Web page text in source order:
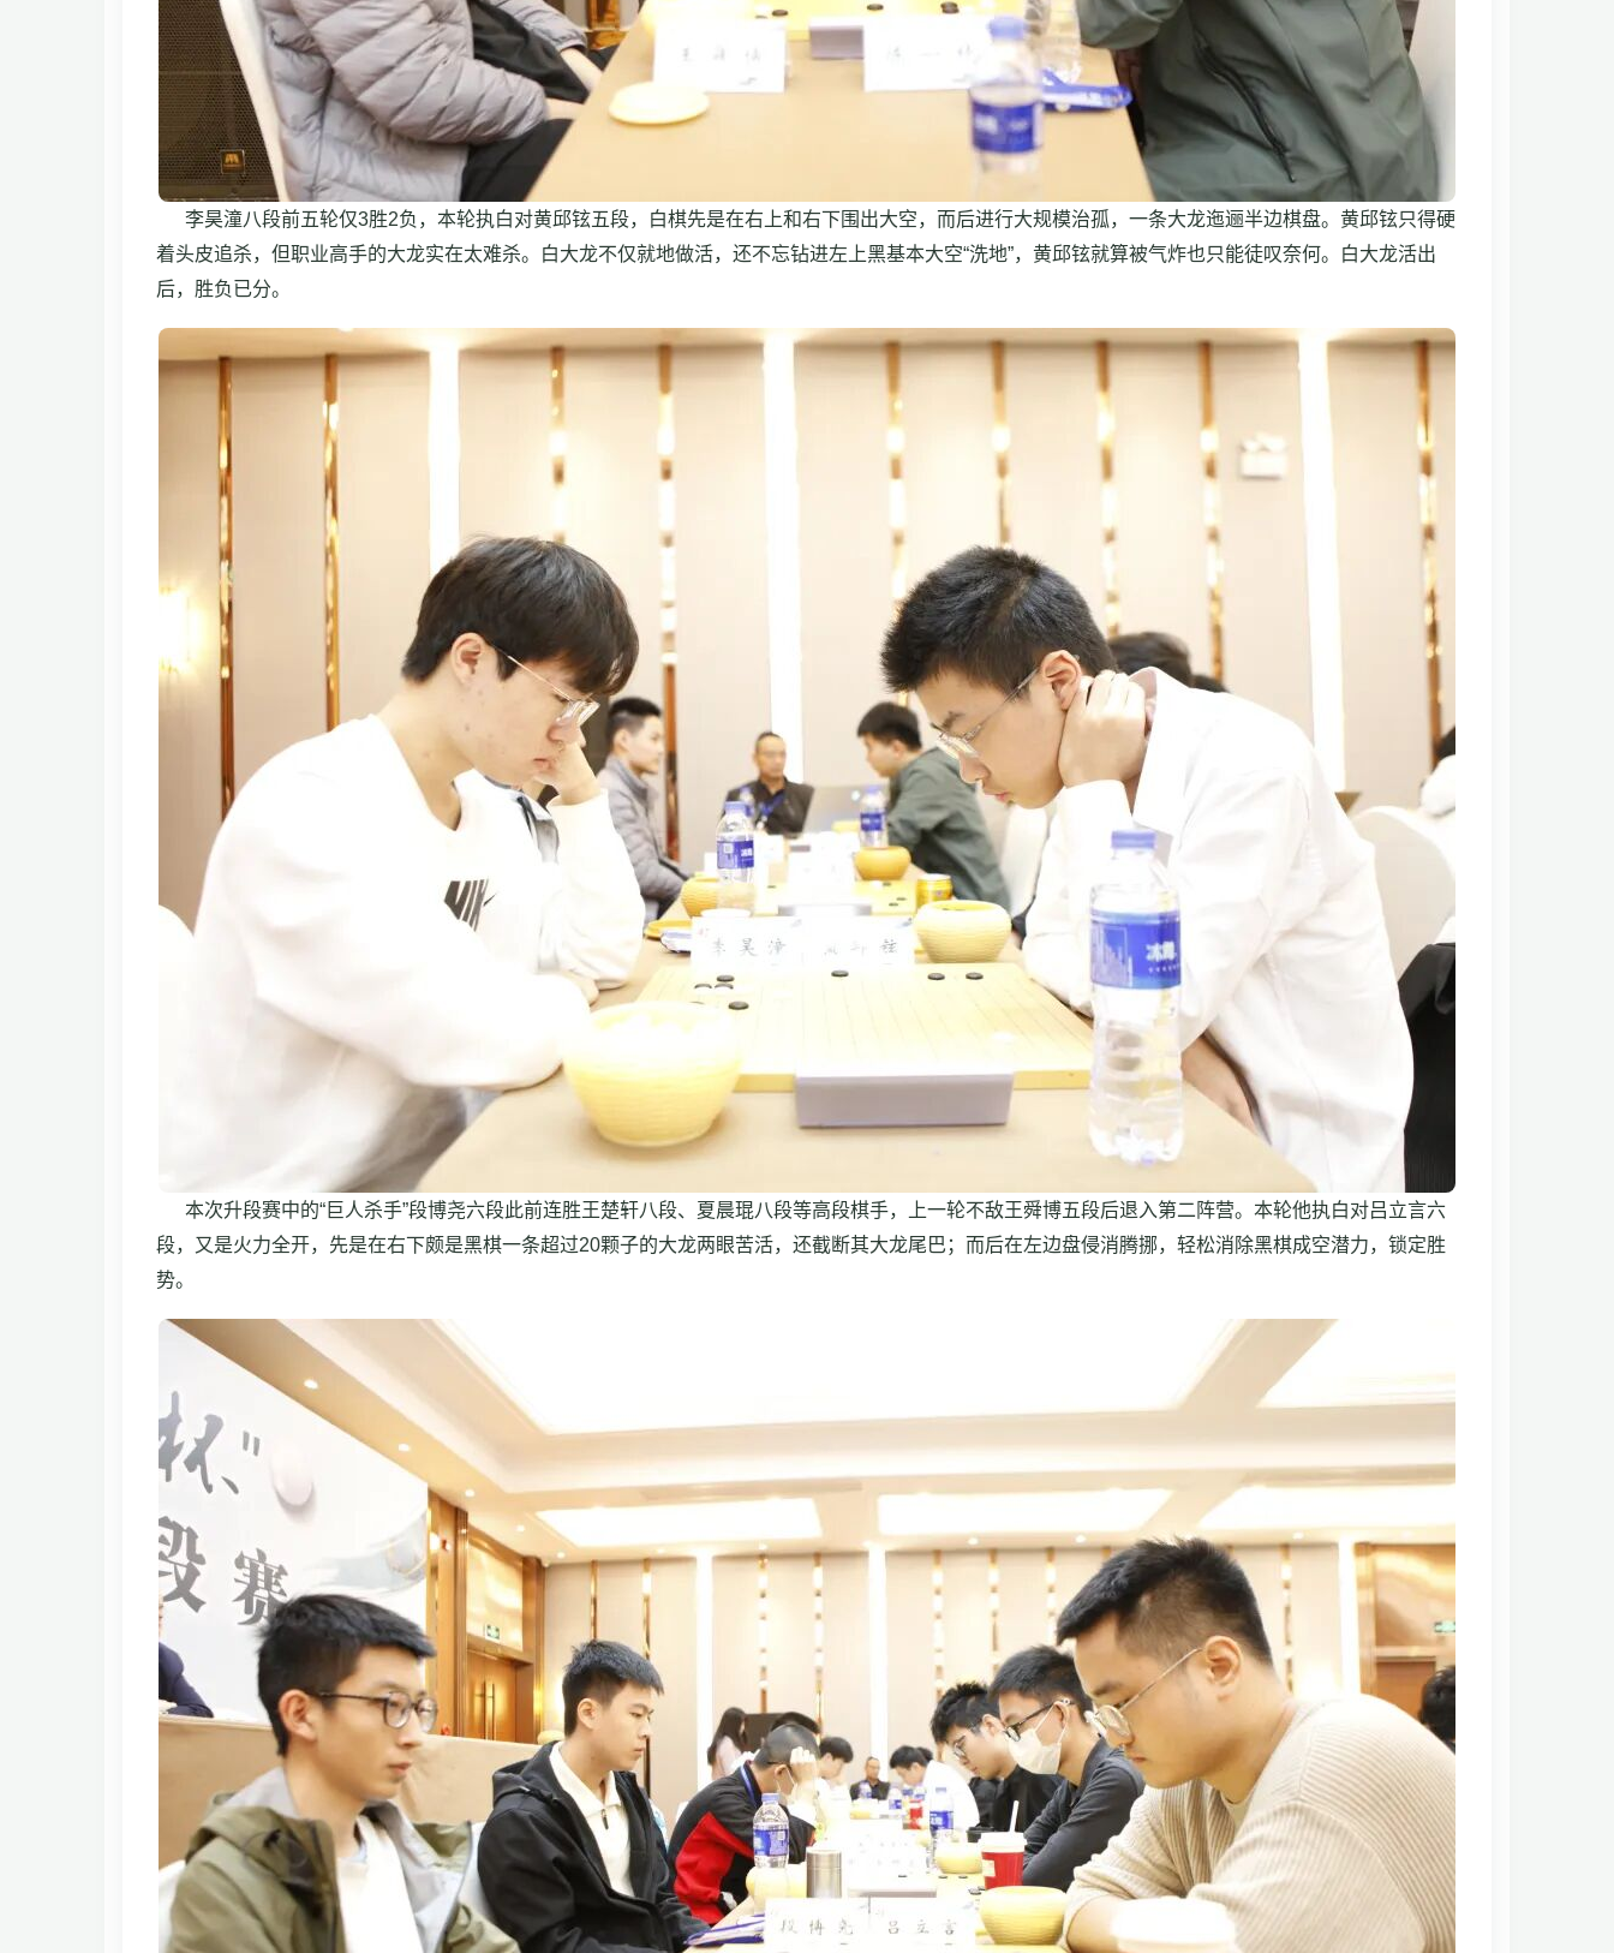
李昊潼八段前五轮仅3胜2负，本轮执白对黄邱铉五段，白棋先是在右上和右下围出大空，而后进行大规模治孤，一条大龙迤逦半边棋盘。黄邱铉只得硬
着头皮追杀，但职业高手的大龙实在太难杀。白大龙不仅就地做活，还不忘钻进左上黑基本大空“洗地”，黄邱铉就算被气炸也只能徒叹奈何。白大龙活出
后，胜负已分。
本次升段赛中的“巨人杀手”段博尧六段此前连胜王楚轩八段、夏晨琨八段等高段棋手，上一轮不敌王舜博五段后退入第二阵营。本轮他执白对吕立言六
段，又是火力全开，先是在右下颇是黑棋一条超过20颗子的大龙两眼苦活，还截断其大龙尾巴；而后在左边盘侵消腾挪，轻松消除黑棋成空潜力，锁定胜
势。